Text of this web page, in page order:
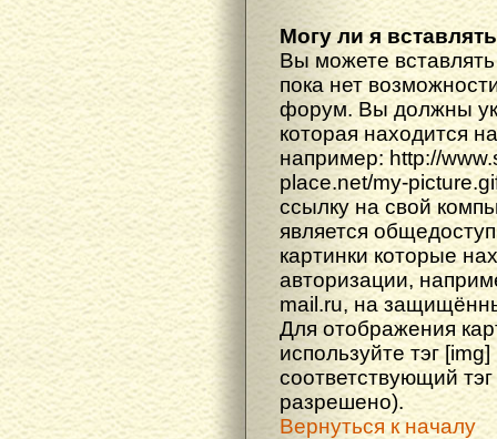
Могу ли я
Вы можете
пока нет
форум. Вы должны
которая находится
например: http://
place.net/my-
ссылку на свой
является
картинки которые
авторизации,
mail.ru, на
Для отображения
используйте тэг
соответствующий
разрешено).
Вернуться к началу